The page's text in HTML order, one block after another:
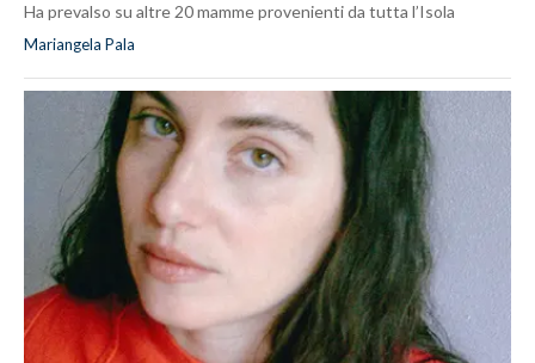
Ha prevalso su altre 20 mamme provenienti da tutta l’Isola
Mariangela Pala